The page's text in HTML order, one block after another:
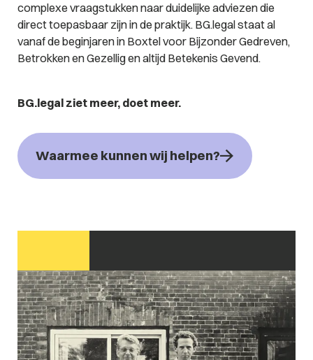
complexe vraagstukken naar duidelijke adviezen die
direct toepasbaar zijn in de praktijk. BG.legal staat al
vanaf de beginjaren in Boxtel voor Bijzonder Gedreven,
Betrokken en Gezellig en altijd Betekenis Gevend.
BG.legal ziet meer, doet meer.
Waarmee kunnen wij helpen?